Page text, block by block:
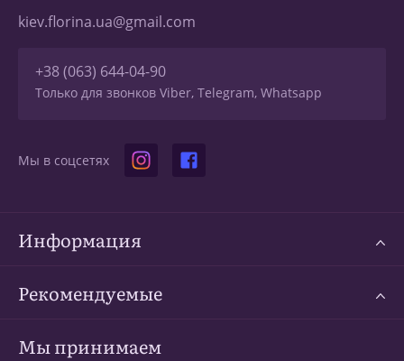
kiev.florina.ua@gmail.com
+38 (063) 644-04-90
Только для звонков Viber, Telegram, Whatsapp
Мы в соцсетях
Информация
Рекомендуемые
Мы принимаем